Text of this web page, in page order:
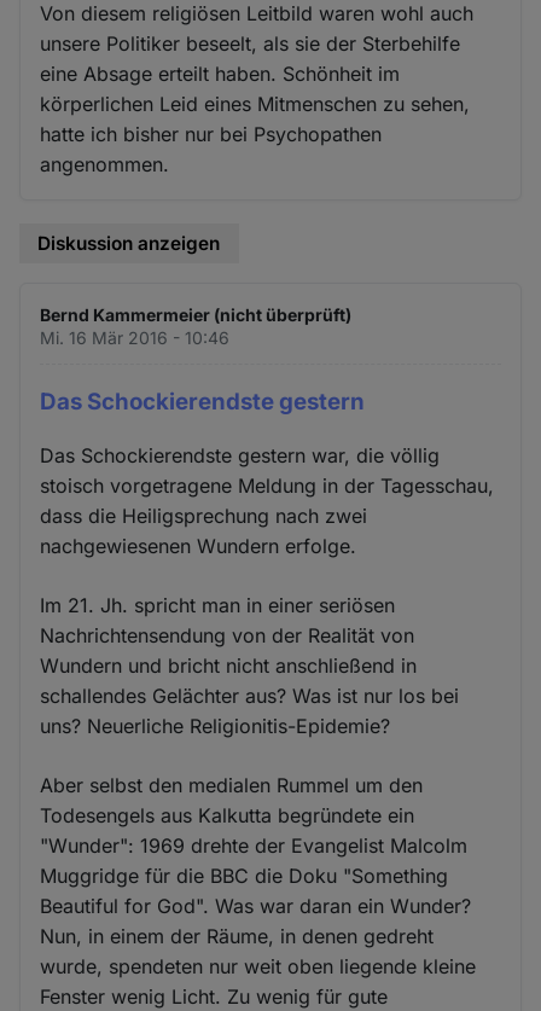
Von diesem religiösen Leitbild waren wohl auch
unsere Politiker beseelt, als sie der Sterbehilfe
eine Absage erteilt haben. Schönheit im
körperlichen Leid eines Mitmenschen zu sehen,
hatte ich bisher nur bei Psychopathen
angenommen.
Diskussion anzeigen
Bernd Kammermeier (nicht überprüft)
Mi. 16 Mär 2016 - 10:46
Das Schockierendste gestern
Das Schockierendste gestern war, die völlig
stoisch vorgetragene Meldung in der Tagesschau,
dass die Heiligsprechung nach zwei
nachgewiesenen Wundern erfolge.
Im 21. Jh. spricht man in einer seriösen
Nachrichtensendung von der Realität von
Wundern und bricht nicht anschließend in
schallendes Gelächter aus? Was ist nur los bei
uns? Neuerliche Religionitis-Epidemie?
Aber selbst den medialen Rummel um den
Todesengels aus Kalkutta begründete ein
"Wunder": 1969 drehte der Evangelist Malcolm
Muggridge für die BBC die Doku "Something
Beautiful for God". Was war daran ein Wunder?
Nun, in einem der Räume, in denen gedreht
wurde, spendeten nur weit oben liegende kleine
Fenster wenig Licht. Zu wenig für gute